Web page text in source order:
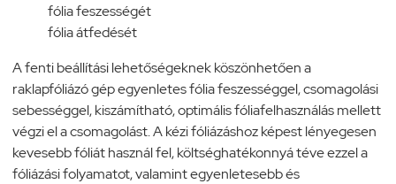
fólia feszességét
fólia átfedését
A fenti beállítási lehetőségeknek köszönhetően a
raklapfóliázó gép egyenletes fólia feszességgel, csomagolási
sebességgel, kiszámítható, optimális fóliafelhasználás mellett
végzi el a csomagolást. A kézi fóliázáshoz képest lényegesen
kevesebb fóliát használ fel, költséghatékonnyá téve ezzel a
fóliázási folyamatot, valamint egyenletesebb és